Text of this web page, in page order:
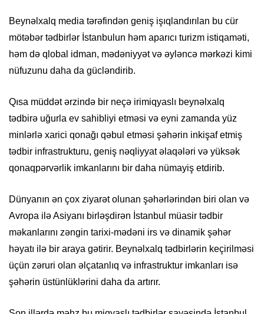
Beynəlxalq media tərəfindən geniş işıqlandırılan bu cür
mötəbər tədbirlər İstanbulun həm aparıcı turizm istiqaməti,
həm də qlobal idman, mədəniyyət və əyləncə mərkəzi kimi
nüfuzunu daha da gücləndirib.
Qısa müddət ərzində bir neçə irimiqyaslı beynəlxalq
tədbirə uğurla ev sahibliyi etməsi və eyni zamanda yüz
minlərlə xarici qonağı qəbul etməsi şəhərin inkişaf etmiş
tədbir infrastrukturu, geniş nəqliyyat əlaqələri və yüksək
qonaqpərvərlik imkanlarını bir daha nümayiş etdirib.
Dünyanın ən çox ziyarət olunan şəhərlərindən biri olan və
Avropa ilə Asiyanı birləşdirən İstanbul müasir tədbir
məkanlarını zəngin tarixi-mədəni irs və dinamik şəhər
həyatı ilə bir araya gətirir. Beynəlxalq tədbirlərin keçirilməsi
üçün zəruri olan əlçatanlıq və infrastruktur imkanları isə
şəhərin üstünlüklərini daha da artırır.